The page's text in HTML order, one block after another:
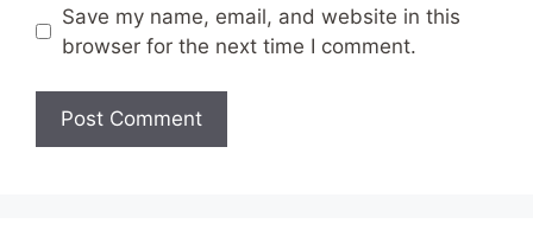
Save my name, email, and website in this
browser for the next time I comment.